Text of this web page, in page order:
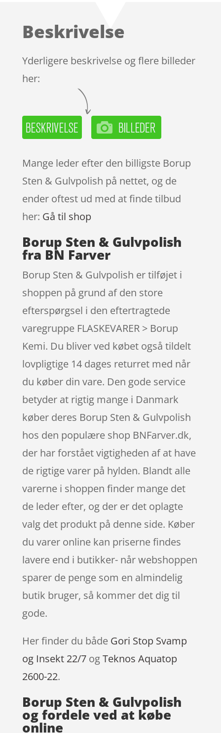
Beskrivelse
Yderligere beskrivelse og flere billeder
her:
Mange leder efter den billigste Borup
Sten & Gulvpolish på nettet, og de
ender oftest ud med at finde tilbud
her: Gå til shop
Borup Sten & Gulvpolish
fra BN Farver
Borup Sten & Gulvpolish er tilføjet i
shoppen på grund af den store
efterspørgsel i den eftertragtede
varegruppe FLASKEVARER > Borup
Kemi. Du bliver ved købet også tildelt
lovpligtige 14 dages returret med når
du køber din vare. Den gode service
betyder at rigtig mange i Danmark
køber deres Borup Sten & Gulvpolish
hos den populære shop BNFarver.dk,
der har forstået vigtigheden af at have
de rigtige varer på hylden. Blandt alle
varerne i shoppen finder mange det
de leder efter, og der er det oplagte
valg det produkt på denne side. Køber
du varer online kan priserne findes
lavere end i butikker- når webshoppen
sparer de penge som en almindelig
butik bruger, så kommer det dig til
gode.
Her finder du både Gori Stop Svamp
og Insekt 22/7ogTeknos Aquatop
2600-22.
Borup Sten & Gulvpolish
og fordele ved at købe
online